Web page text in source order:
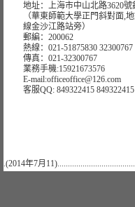
地址：上海市中山北路3620號
（華東師範大學正門斜對面,
線金沙江路站旁）
郵編：200062
熱線：021-51875830 32300767
傳真：021-32300767
業務手機:15921673576
E-mail:officeoffice@126.com
客服QQ: 849322415 849322415
.(2014年7月